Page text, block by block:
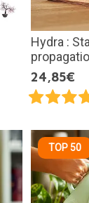
Hydra :
24,85€
TOP 50